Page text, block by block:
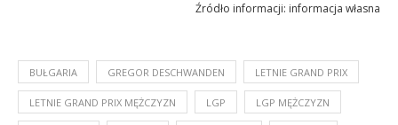
Źródło informacji: informacja własna
BUŁGARIA GREGOR DESCHWANDEN LETNIE GRAND PRIX
LETNIE GRAND PRIX MĘŻCZYZN LGP LGP MĘŻCZYZN